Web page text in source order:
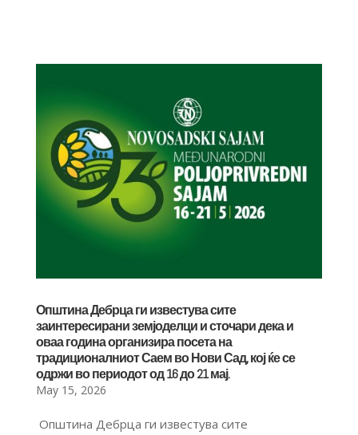
Општина Дебрца ги известува сите
заинтересирани земјоделци и сточари дека и
оваа година организира посета на
традиционалниот Саем во Нови Сад, кој ќе се
одржи во периодот од 16 до 21 мај.
May 15, 2026
Општина Дебрца ги известува сите